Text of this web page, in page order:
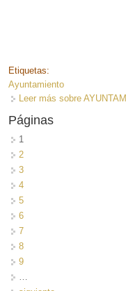
Etiquetas:
Ayuntamiento
Leer más sobre
Páginas
1
2
3
4
5
6
7
8
9
…